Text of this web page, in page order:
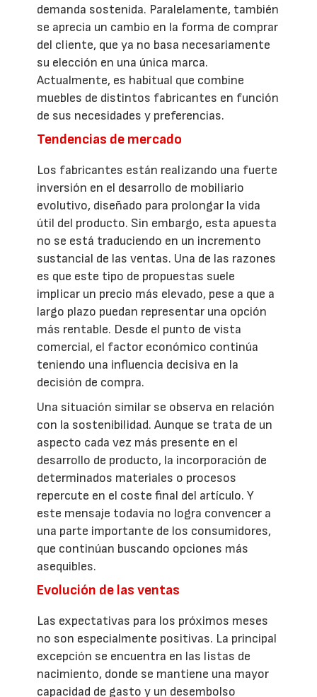
demanda sostenida. Paralelamente, también
se aprecia un cambio en la forma de comprar
del cliente, que ya no basa necesariamente
su elección en una única marca.
Actualmente, es habitual que combine
muebles de distintos fabricantes en función
de sus necesidades y preferencias.
Tendencias de mercado
Los fabricantes están realizando una fuerte
inversión en el desarrollo de mobiliario
evolutivo, diseñado para prolongar la vida
útil del producto. Sin embargo, esta apuesta
no se está traduciendo en un incremento
sustancial de las ventas. Una de las razones
es que este tipo de propuestas suele
implicar un precio más elevado, pese a que a
largo plazo puedan representar una opción
más rentable. Desde el punto de vista
comercial, el factor económico continúa
teniendo una influencia decisiva en la
decisión de compra.
Una situación similar se observa en relación
con la sostenibilidad. Aunque se trata de un
aspecto cada vez más presente en el
desarrollo de producto, la incorporación de
determinados materiales o procesos
repercute en el coste final del artículo. Y
este mensaje todavía no logra convencer a
una parte importante de los consumidores,
que continúan buscando opciones más
asequibles.
Evolución de las ventas
Las expectativas para los próximos meses
no son especialmente positivas. La principal
excepción se encuentra en las listas de
nacimiento, donde se mantiene una mayor
capacidad de gasto y un desembolso